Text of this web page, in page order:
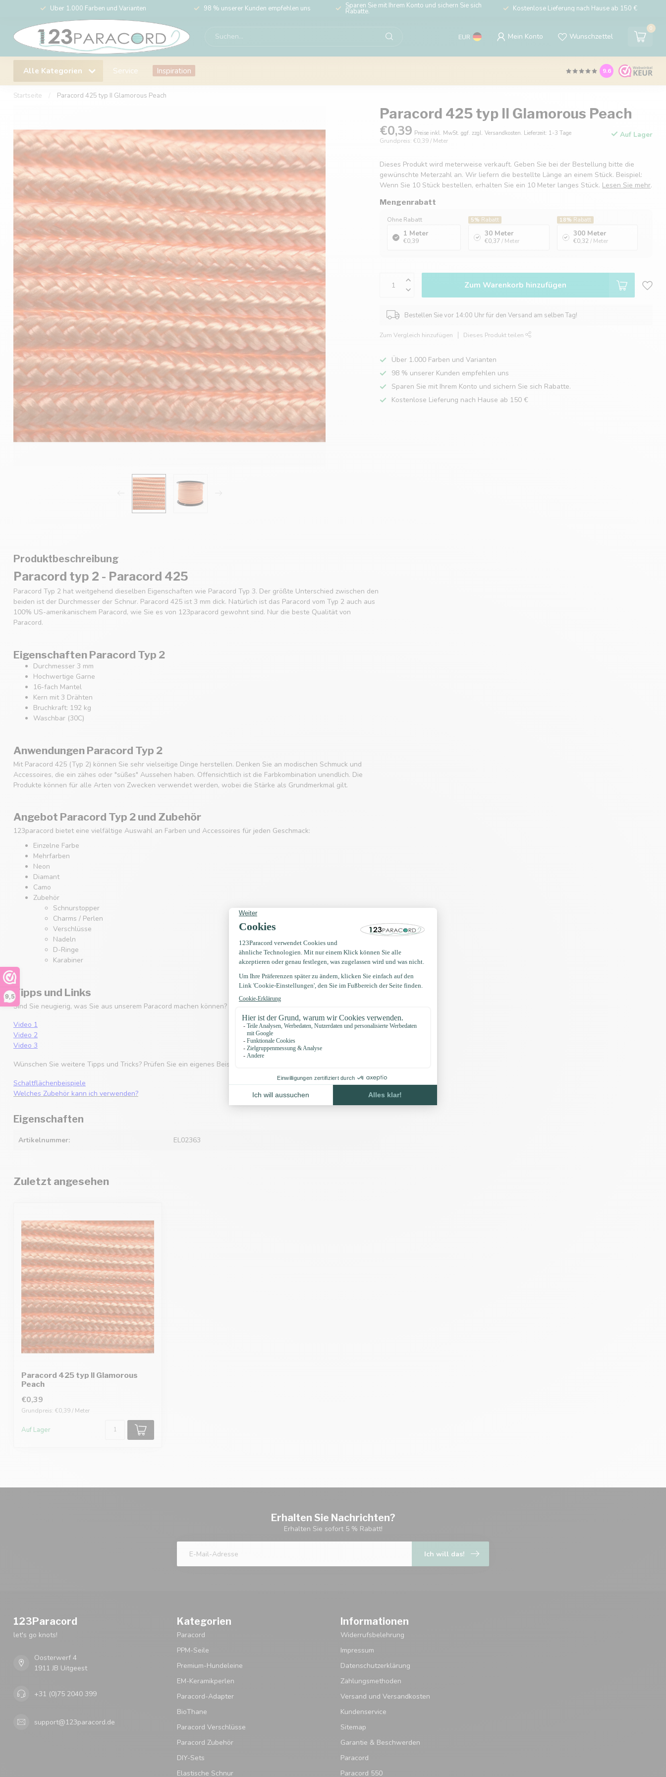
9,5
Über 1.000 Farben und Varianten 98 % unserer Kunden empfehlen uns Sparen Sie mit Ihrem Konto und sichern Sie sich
Rabatte. Kostenlose Lieferung nach Hause ab 150 €
EUR Mein Konto Wunschzettel
0
Alle Kategorien Service Inspiration 9.6
Startseite Paracord 425 typ II Glamorous Peach
Paracord 425 typ II Glamorous Peach
€0,39 Preise inkl. MwSt. ggf. zzgl. Versandkosten. Lieferzeit: 1-3 Tage
Grundpreis: €0,39 / Meter
Auf Lager
Dieses Produkt wird meterweise verkauft. Geben Sie bei der Bestellung bitte die
gewünschte Meterzahl an. Wir liefern die bestellte Länge an einem Stück. Beispiel:
Wenn Sie 10 Stück bestellen, erhalten Sie ein 10 Meter langes Stück. Lesen Sie mehr.
Mengenrabatt
Ohne Rabatt
1 Meter
€0,39
5% Rabatt
30 Meter
€0,37 / Meter
18% Rabatt
300 Meter
€0,32 / Meter
Zum Warenkorb hinzufügen
Bestellen Sie vor 14:00 Uhr für den Versand am selben Tag!
Zum Vergleich hinzufügen Dieses Produkt teilen
Über 1.000 Farben und Varianten
98 % unserer Kunden empfehlen uns
Sparen Sie mit Ihrem Konto und sichern Sie sich Rabatte.
Kostenlose Lieferung nach Hause ab 150 €
Produktbeschreibung
Paracord typ 2 - Paracord 425
Paracord Typ 2 hat weitgehend dieselben Eigenschaften wie Paracord Typ 3. Der größte Unterschied zwischen den
beiden ist der Durchmesser der Schnur. Paracord 425 ist 3 mm dick. Natürlich ist das Paracord vom Typ 2 auch aus
100% US-amerikanischem Paracord, wie Sie es von 123paracord gewohnt sind. Nur die beste Qualität von
Paracord.
Eigenschaften Paracord Typ 2
Durchmesser 3 mm
Hochwertige Garne
16-fach Mantel
Kern mit 3 Drähten
Bruchkraft: 192 kg
Waschbar (30C)
Anwendungen Paracord Typ 2
Mit Paracord 425 (Typ 2) können Sie sehr vielseitige Dinge herstellen. Denken Sie an modischen Schmuck und
Accessoires, die ein zähes oder "süßes" Aussehen haben. Offensichtlich ist die Farbkombination unendlich. Die
Produkte können für alle Arten von Zwecken verwendet werden, wobei die Stärke als Grundmerkmal gilt.
Angebot Paracord Typ 2 und Zubehör
123paracord bietet eine vielfältige Auswahl an Farben und Accessoires für jeden Geschmack:
Einzelne Farbe
Mehrfarben
Neon
Diamant
Camo
Zubehör
Schnurstopper
Charms / Perlen
Verschlüsse
Nadeln
D-Ringe
Karabiner
Tipps und Links
Sind Sie neugierig, was Sie aus unserem Paracord machen können? Dann schau dir eines der Videos unten an:
Video 1
Video 2
Video 3
Wünschen Sie weitere Tipps und Tricks? Prüfen Sie ein eigenes Beispiel unserer Knöpfe und unser Zubehör:
Schaltflächenbeispiele
Welches Zubehör kann ich verwenden?
Eigenschaften
Artikelnummer: EL02363
Zuletzt angesehen
Paracord 425 typ II Glamorous
Peach
€0,39
Grundpreis: €0,39 / Meter
Auf Lager
Erhalten Sie Nachrichten?
Erhalten Sie sofort 5 % Rabatt!
Ich will das!
123Paracord
let's go knots!
Oosterwerf 4
1911 JB Uitgeest
+31 (0)75 2040 399
support@123paracord.de
Kategorien
Paracord
PPM-Seile
Premium-Hundeleine
EM-Keramikperlen
Paracord-Adapter
BioThane
Paracord Verschlüsse
Paracord Zubehör
DIY-Sets
Elastische Schnur
Informationen
Widerrufsbelehrung
Impressum
Datenschutzerklärung
Zahlungsmethoden
Versand und Versandkosten
Kundenservice
Sitemap
Garantie & Beschwerden
Paracord
Paracord 550